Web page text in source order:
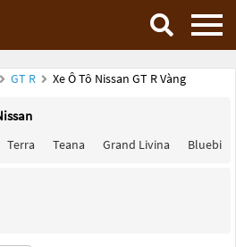
GT R Xe Ô Tô Nissan GT R Vàng
Terra Teana Grand Livina Bluebird